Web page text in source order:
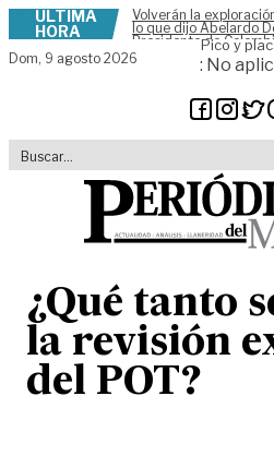
Skip to content
ÚLTIMA
HORA
Volverán la
lo que dijo Abelardo
Presidente de
Dom, 9 agosto 2026
Pico y
: No
¿Qué tanto
la revisión
del POT?